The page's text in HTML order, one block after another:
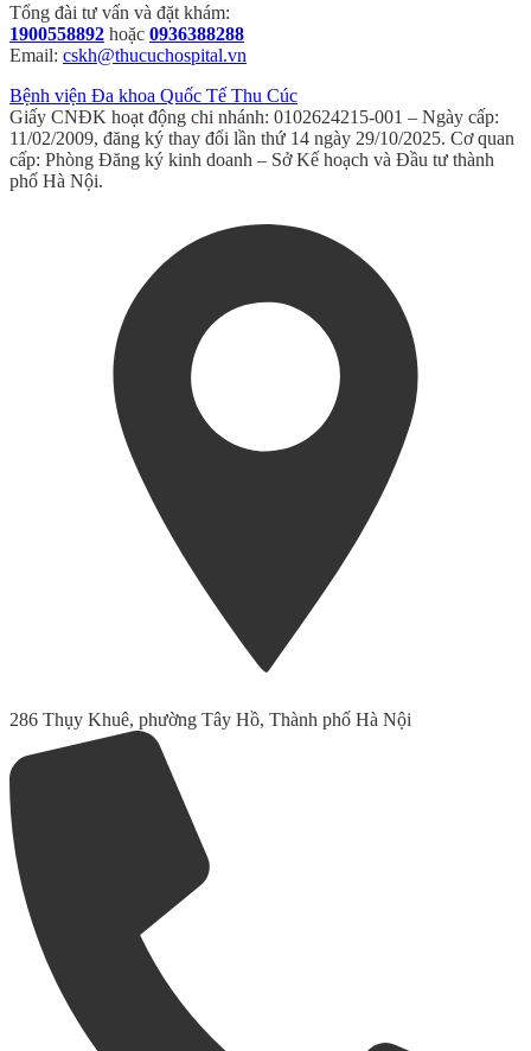
Tổng đài tư vấn và đặt khám:
1900558892 hoặc 0936388288
Email: cskh@thucuchospital.vn
Bệnh viện Đa khoa Quốc Tế Thu Cúc
Giấy CNĐK hoạt động chi nhánh: 0102624215-001 – Ngày cấp:
11/02/2009, đăng ký thay đổi lần thứ 14 ngày 29/10/2025. Cơ quan
cấp: Phòng Đăng ký kinh doanh – Sở Kế hoạch và Đầu tư thành
phố Hà Nội.
286 Thụy Khuê, phường Tây Hồ, Thành phố Hà Nội